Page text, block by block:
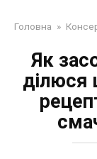
Головна »
Як